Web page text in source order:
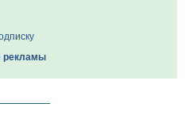
рекламы